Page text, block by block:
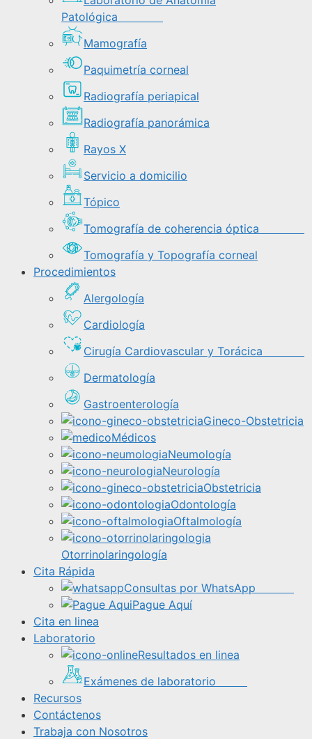
Patológica
Mamografía
Paquimetría corneal
Radiografía periapical
Radiografía panorámica
Rayos X
Servicio a domicilio
Tópico
Tomografía de coherencia óptica
Tomografía y Topografía corneal
Procedimientos
Alergología
Cardiología
Cirugía Cardiovascular y Torácica
Dermatología
Gastroenterología
Gineco-Obstetricia
Médicos
Neumología
Neurología
Obstetricia
Odontología
Oftalmología
Otorrinolaringología
Cita Rápida
Consultas por WhatsApp
Pague Aquí
Cita en linea
Laboratorio
Resultados en linea
Exámenes de laboratorio
Recursos
Contáctenos
Trabaja con Nosotros